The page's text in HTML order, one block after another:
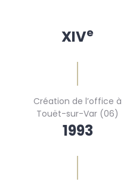
XIVe
Création de l’office à
Touët-sur-Var (06)
1993